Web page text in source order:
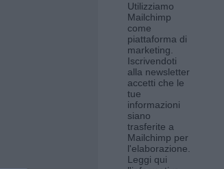
Utilizziamo
Mailchimp
come
piattaforma di
marketing.
Iscrivendoti
alla newsletter
accetti che le
tue
informazioni
siano
trasferite a
Mailchimp per
l'elaborazione.
Leggi qui